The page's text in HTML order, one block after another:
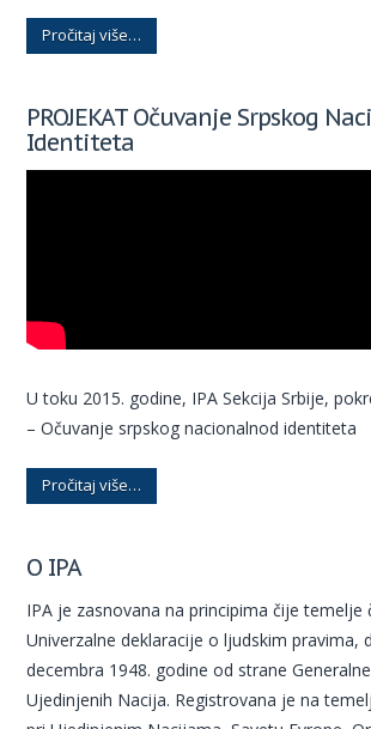
Pročitaj više…
PROJEKAT Očuvanje Srpskog
Identiteta
U toku 2015. godine, IPA Sekcija Srbije,
– Očuvanje srpskog nacionalnod identiteta
Pročitaj više…
O IPA
IPA je zasnovana na principima čije temelje
Univerzalne deklaracije o ljudskim pravima,
decembra 1948. godine od strane
Ujedinjenih Nacija. Registrovana je na